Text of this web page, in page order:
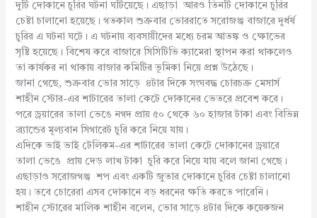
দুটি দোকানে চুরির ঘটনা ঘটিয়েছে। এছাড়া আরও তিনটি দোকানে চুরির
চেষ্টা চালানো হয়েছে। গতকাল শুক্রবার ভোররাতে সরোজঞ্জ বাজারে দুর্ধর্ষ
চুরির এ ঘটনা ঘটে। এ ঘটনায় ব্যবসায়ীদের মধ্যে চরম আতঙ্ক ও ক্ষোভের
সৃষ্টি হয়েছে। বিশেষ করে বাজারে সিসিটিভি ক্যামেরা স্থাপন করা থাকলেও
তা কার্যকর না থাকায় বাজার কমিটির ভূমিকা নিয়ে প্রশ্ন উঠেছে।
জানা গেছে, শুক্রবার ভোর সাড়ে ৪টার দিকে সংঘবদ্ধ চোরচক্র মেসার্স
শাহীন স্টোর-এর শাটারের তালা কেটে দোকানের ভেতরে প্রবেশ করে।
পরে ড্রয়ারের তালা ভেঙে নগদ প্রায় ৫০ থেকে ৬০ হাজার টাকা এবং বিভিন্ন
ব্র্যান্ডের মূল্যবান সিগারেট চুরি করে নিয়ে যায়।
এদিকে ভাই ভাই টেলিকম-এর শাটারের তালা কেটে দোকানের ড্রয়ারে
তালা ভেঙে প্রায় দেড় লাখ টাকা চুরি করে নিয়ে যায় বলে জানা গেছে।
এছাড়াও সরোজগঞ্জ শপ এবং একটি জুতার দোকানে চুরির চেষ্টা চালানো
হয়। তবে চোরেরা এসব দোকানে বড় ধরনের ক্ষতি করতে পারেনি।
শাহীন স্টোরের মালিক শাহীন বলেন, ভোর সাড়ে ৪টার দিকে কয়েকজন